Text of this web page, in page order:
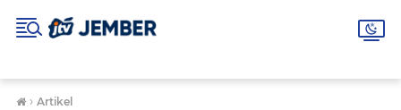
› Artikel